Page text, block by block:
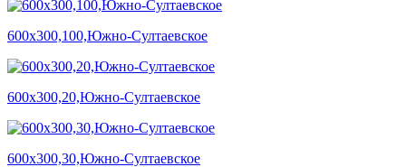
600х300,100,Южно-Султаевское
600х300,20,Южно-Султаевское
600х300,30,Южно-Султаевское